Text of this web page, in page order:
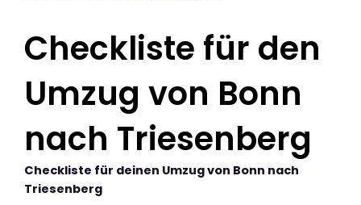
Checkliste für den
Umzug von Bonn
nach Triesenberg
Checkliste für deinen Umzug von Bonn nach
Triesenberg